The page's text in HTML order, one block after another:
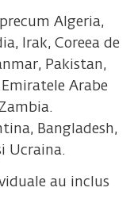
Algeria,
Irak, Coreea de
Pakistan,
Arabe
Bangladesh,
Ucraina.
au inclus